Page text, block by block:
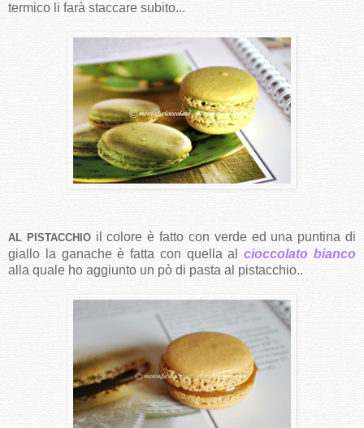
termico li farà staccare subito...
AL PISTACCHIOil colore è fatto con verde ed una puntina di
giallo la ganache è fatta con quella alcioccolato bianco
alla quale ho aggiunto un pò di pasta al pistacchio..